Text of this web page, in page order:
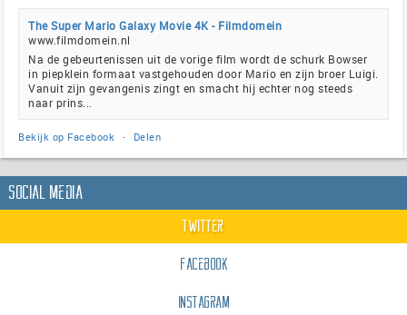
The Super Mario Galaxy Movie 4K - Filmdomein
www.filmdomein.nl
Na de gebeurtenissen uit de vorige film wordt de schurk Bowser
in piepklein formaat vastgehouden door Mario en zijn broer Luigi.
Vanuit zijn gevangenis zingt en smacht hij echter nog steeds
naar prins...
Bekijk op Facebook · Delen
Social Media
Twitter
Facebook
Instagram